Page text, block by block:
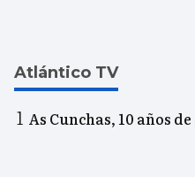
Atlántico TV
As Cunchas, 10 años